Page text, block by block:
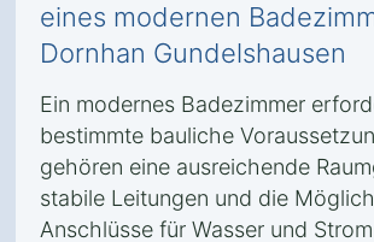
eines modernen
Dornhan Gundelshausen
Ein modernes Badezimmer
bestimmte bauliche
gehören eine ausreichende
stabile Leitungen und die
Anschlüsse für Wasser und